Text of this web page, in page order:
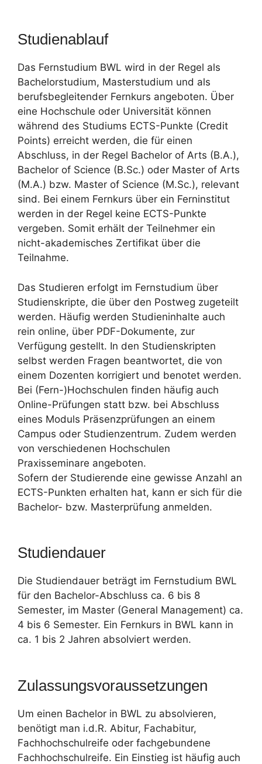
Studienablauf
Das Fernstudium BWL wird in der Regel als
Bachelorstudium, Masterstudium und als
berufsbegleitender Fernkurs angeboten. Über
eine Hochschule oder Universität können
während des Studiums ECTS-Punkte (Credit
Points) erreicht werden, die für einen
Abschluss, in der Regel Bachelor of Arts (B.A.),
Bachelor of Science (B.Sc.) oder Master of Arts
(M.A.) bzw. Master of Science (M.Sc.), relevant
sind. Bei einem Fernkurs über ein Ferninstitut
werden in der Regel keine ECTS-Punkte
vergeben. Somit erhält der Teilnehmer ein
nicht-akademisches Zertifikat über die
Teilnahme.
Das Studieren erfolgt im Fernstudium über
Studienskripte, die über den Postweg zugeteilt
werden. Häufig werden Studieninhalte auch
rein online, über PDF-Dokumente, zur
Verfügung gestellt. In den Studienskripten
selbst werden Fragen beantwortet, die von
einem Dozenten korrigiert und benotet werden.
Bei (Fern-)Hochschulen finden häufig auch
Online-Prüfungen statt bzw. bei Abschluss
eines Moduls Präsenzprüfungen an einem
Campus oder Studienzentrum. Zudem werden
von verschiedenen Hochschulen
Praxisseminare angeboten.
Sofern der Studierende eine gewisse Anzahl an
ECTS-Punkten erhalten hat, kann er sich für die
Bachelor- bzw. Masterprüfung anmelden.
Studiendauer
Die Studiendauer beträgt im Fernstudium BWL
für den Bachelor-Abschluss ca. 6 bis 8
Semester, im Master (General Management) ca.
4 bis 6 Semester. Ein Fernkurs in BWL kann in
ca. 1 bis 2 Jahren absolviert werden.
Zulassungsvoraussetzungen
Um einen Bachelor in BWL zu absolvieren,
benötigt man i.d.R. Abitur, Fachabitur,
Fachhochschulreife oder fachgebundene
Fachhochschulreife. Ein Einstieg ist häufig auch